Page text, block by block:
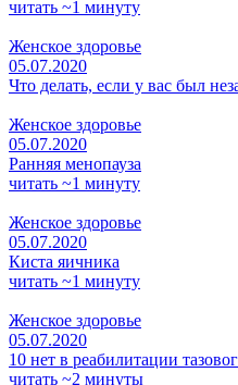
читать ~1 минуту
Женское здоровье
05.07.2020
Что делать, если у вас был
Женское здоровье
05.07.2020
Ранняя менопауза
читать ~1 минуту
Женское здоровье
05.07.2020
Киста яичника
читать ~1 минуту
Женское здоровье
05.07.2020
10 нет в реабилитации
читать ~2 минуты